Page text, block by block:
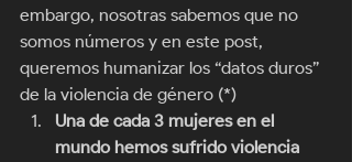
embargo, nosotras sabemos que no
somos números y en este post,
queremos humanizar los “datos duros”
de la violencia de género (*)
Una de cada 3 mujeres en el
mundo hemos sufrido violencia